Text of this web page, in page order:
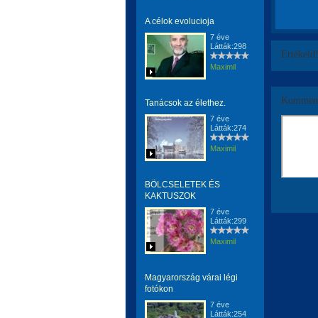
A célok evolucioja
7 éve
Látták:298
Maximil
Tanácsok az élethez.
7 éve
Látták:274
Maximil
BÖLCSELETEK ÉS
KAKTUSZOK
7 éve
Látták:299
Maximil
Magyarország várai légi
fotókon
7 éve
Látták:254
Értékeld!